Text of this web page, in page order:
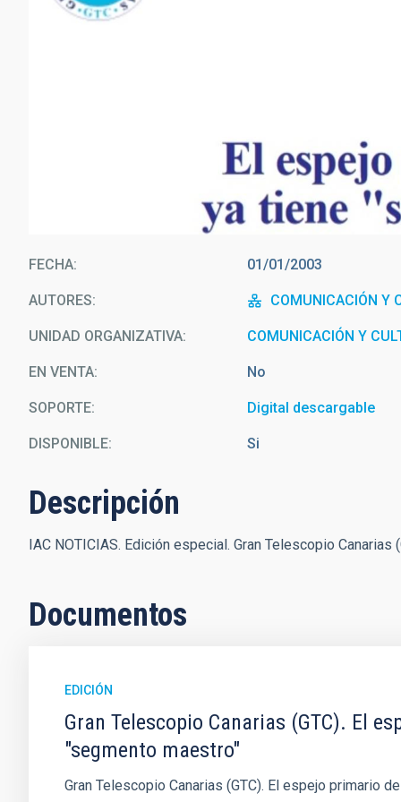
FECHA 01/01/2003
AUTORES COMUNICACIÓN Y
UNIDAD ORGANIZATIVA COMUNICACIÓN Y
EN VENTA No
SOPORTE Digital descargable
DISPONIBLE Si
Descripción
IAC NOTICIAS. Edición especial. Gran Telescopio
Documentos
EDICIÓN
Gran Telescopio Canarias (GTC). El
"segmento maestro"
Gran Telescopio Canarias (GTC). El espejo primario